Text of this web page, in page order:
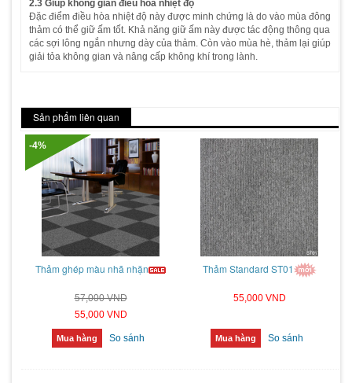
2.3 Giúp không gian điều hòa nhiệt độ
Đặc điểm điều hòa nhiệt độ này được minh chứng là do vào mùa đông
thảm có thể giữ ấm tốt. Khả năng giữ ấm này được tác động thông qua
các sợi lông ngắn nhưng dày của thảm. Còn vào mùa hè, thảm lại giúp
giải tỏa không gian và nâng cấp không khí trong lành.
Sản phẩm liên quan
-4%
Thảm ghép màu nhã nhặn
57,000 VND
55,000 VND
Mua hàng So sánh
Thảm Standard ST01
55,000 VND
Mua hàng So sánh